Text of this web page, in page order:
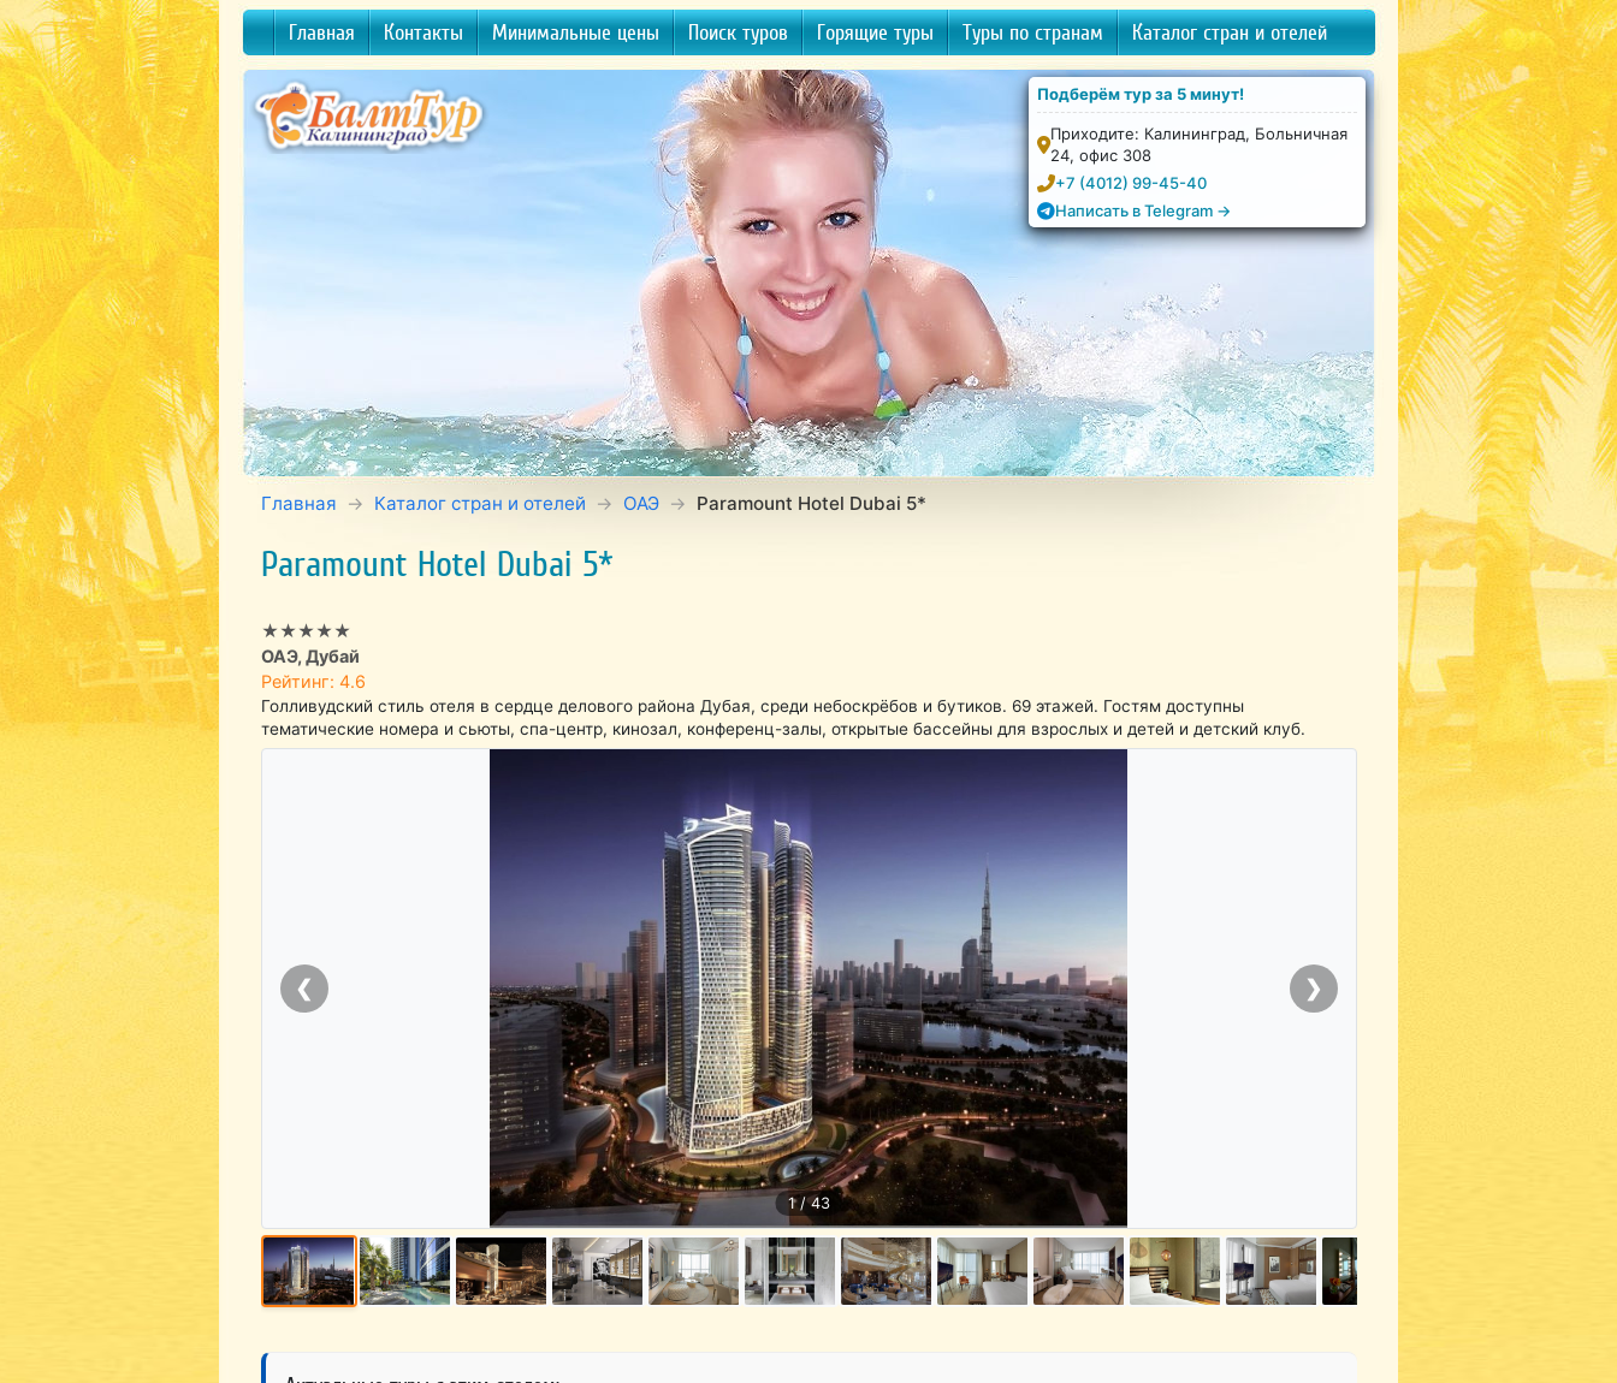
Подберём тур за 5 минут!
Приходите: Калининград, Больничная
24, офис 308
+7 (4012) 99-45-40
Написать в Telegram →
Главная Контакты Минимальные цены Поиск туров Горящие туры Туры по странам Каталог стран и отелей
Главная Каталог стран и отелей ОАЭ Paramount Hotel Dubai 5*
Paramount Hotel Dubai 5*
★★★★★
ОАЭ, Дубай
Рейтинг: 4.6
Голливудский стиль отеля в сердце делового района Дубая, среди небоскрёбов и бутиков. 69 этажей. Гостям доступны
тематические номера и сьюты, спа-центр, кинозал, конференц-залы, открытые бассейны для взрослых и детей и детский клуб.
❮ ❯
1 / 43